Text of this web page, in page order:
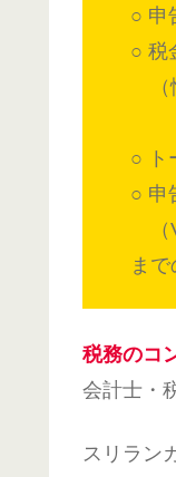
○ 申
○ 税
（
○ ト
○ 申
（
まで
税務のコ
会計士・
スリラン